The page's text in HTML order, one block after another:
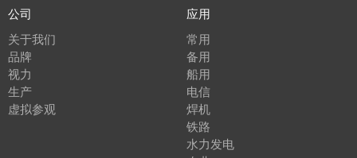
公司
关于我们
品牌
视力
生产
虚拟参观
应用
常用
备用
船用
电信
焊机
铁路
水力发电